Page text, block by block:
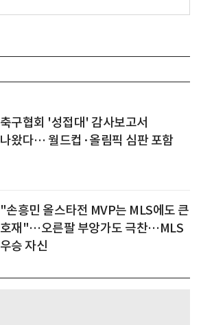
축구협회 '성접대' 감사보고서
나왔다… 월드컵·올림픽 심판 포함
"손흥민 올스타전 MVP는 MLS에도 큰
호재"…오른팔 부앙가도 극찬…MLS
우승 자신